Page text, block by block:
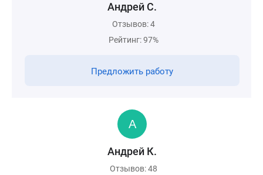
Андрей С.
Отзывов: 4
Рейтинг: 97%
Предложить работу
Андрей К.
Отзывов: 48